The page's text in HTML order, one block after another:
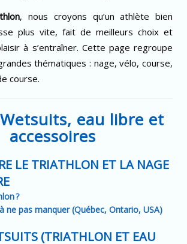
, nous croyons qu’un athlète bien
plus vite, fait de meilleurs choix et
à s’entraîner. Cette page regroupe
thématiques : nage, vélo, course,
course.
eau libre et
accessoires
LE TRIATHLON ET LA NAGE
?
ne pas manquer (Québec, Ontario, USA)
(TRIATHLON ET EAU